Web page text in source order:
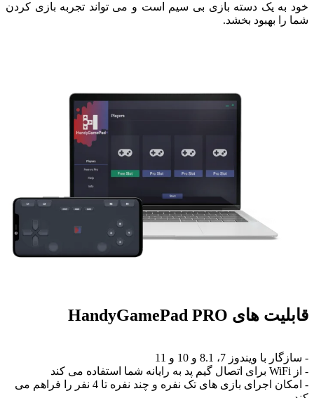
خود به یک دسته بازی بی سیم است و می تواند تجربه بازی کردن
شما را بهبود بخشد.
قابلیت های HandyGamePad PRO
- سازگار با ویندوز 7، 8.1 و 10 و 11
- از WiFi برای اتصال گیم پد به رایانه شما استفاده می کند
- امکان اجرای بازی های تک نفره و چند نفره تا 4 نفر را فراهم می